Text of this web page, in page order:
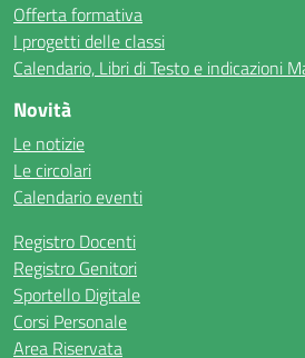
Offerta formativa
I progetti delle classi
Calendario, Libri di Testo e indicazioni
Novità
Le notizie
Le circolari
Calendario eventi
Registro Docenti
Registro Genitori
Sportello Digitale
Corsi Personale
Area Riservata